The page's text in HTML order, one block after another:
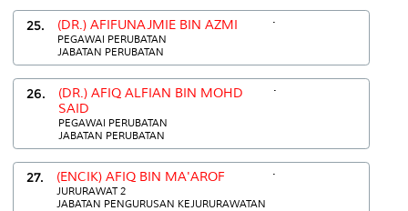
25. (DR.) AFIFUNAJMIE BIN AZMI
PEGAWAI PERUBATAN
JABATAN PERUBATAN
.
26.
(DR.) AFIQ ALFIAN BIN MOHD
SAID
PEGAWAI PERUBATAN
JABATAN PERUBATAN
.
27. (ENCIK) AFIQ BIN MA'AROF
JURURAWAT 2
JABATAN PENGURUSAN KEJURURAWATAN
.